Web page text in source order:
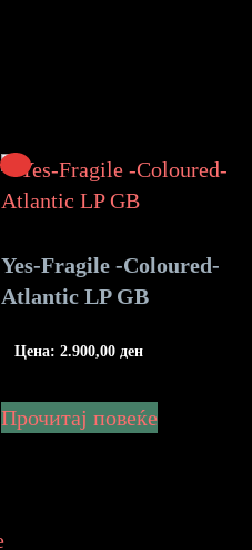
Yes-Fragile -Coloured-
Atlantic LP GB
Цена: 2.900,00 ден
Прочитај повеќе